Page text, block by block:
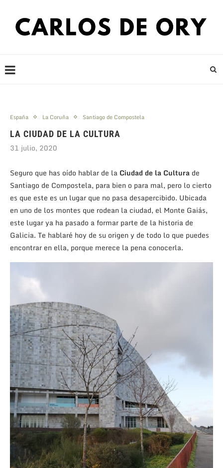
España La Coruña Santiago de Compostela
LA CIUDAD DE LA CULTURA
31 julio, 2020
Seguro que has oído hablar de la Ciudad de la Cultura de
Santiago de Compostela, para bien o para mal, pero lo cierto
es que este es un lugar que no pasa desapercibido. Ubicada
en uno de los montes que rodean la ciudad, el Monte Gaiás,
este lugar ya ha pasado a formar parte de la historia de
Galicia. Te hablaré hoy de su origen y de todo lo que puedes
encontrar en ella, porque merece la pena conocerla.